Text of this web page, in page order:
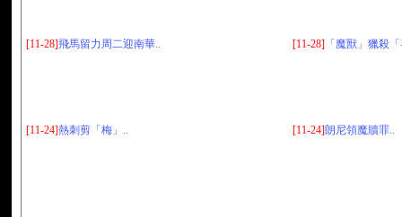
[11-28]飛馬留力周二迎南華.. [11-28] 「魔獸」獵殺
[11-24]熱刺剪「梅」.. [11-24]朗尼領魔贖罪..